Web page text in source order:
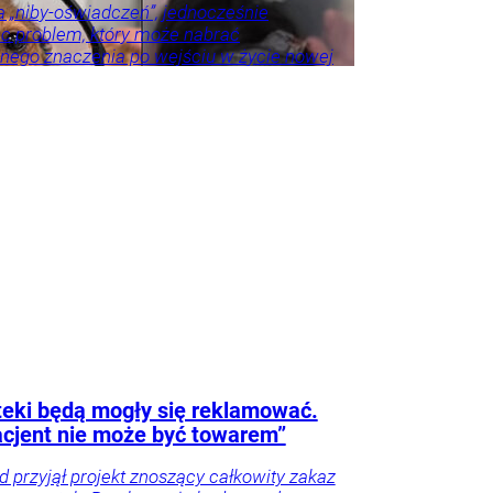
„niby-oświadczeń”, jednocześnie
problem, który może nabrać
znaczenia po wejściu w życie nowej
będą mogły się reklamować.
nie może być towarem”
przyjął projekt znoszący całkowity zakaz